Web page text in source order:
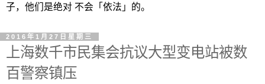
子，他们是绝对 不会「依法」的。
2016年1月27日星期三
上海数千市民集会抗议大型变电站被数
百警察镇压